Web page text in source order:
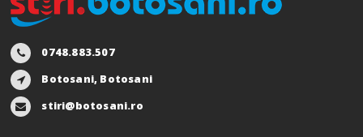
0748.883.507
Botosani, Botosani
stiri@botosani.ro